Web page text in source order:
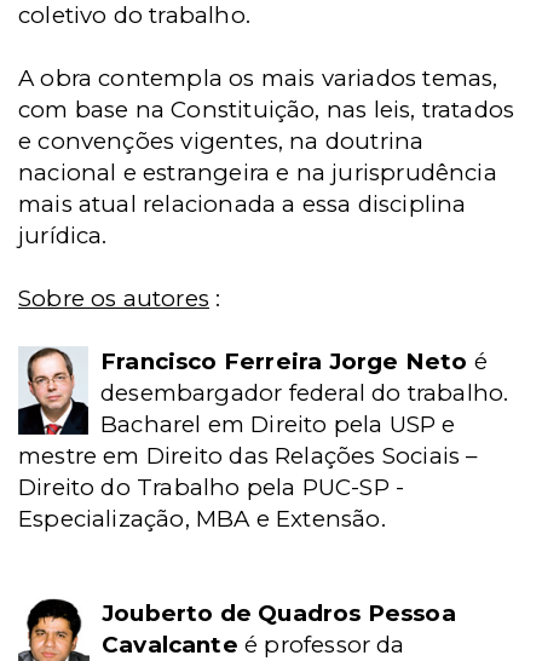
coletivo do trabalho.
A obra contempla os mais variados temas,
com base na Constituição, nas leis, tratados
e convenções vigentes, na doutrina
nacional e estrangeira e na jurisprudência
mais atual relacionada a essa disciplina
jurídica.
Sobre os autores :
Francisco Ferreira Jorge Neto é
desembargador federal do trabalho.
Bacharel em Direito pela USP e
mestre em Direito das Relações Sociais –
Direito do Trabalho pela PUC-SP -
Especialização, MBA e Extensão.
Jouberto de Quadros Pessoa
Cavalcante é professor da